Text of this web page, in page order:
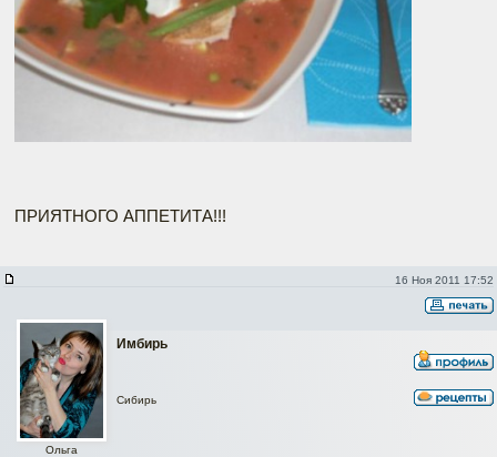
ПРИЯТНОГО АППЕТИТА!!!
16 Ноя 2011 17:52
Имбирь
Ольга
Сибирь